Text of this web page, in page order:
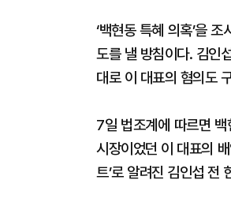
‘백현동 특혜 의혹’을
도를 낼 방침이다. 김인
대로 이 대표의 혐의도
7일 법조계에 따르면
시장이었던 이 대표의
트’로 알려진 김인섭 전